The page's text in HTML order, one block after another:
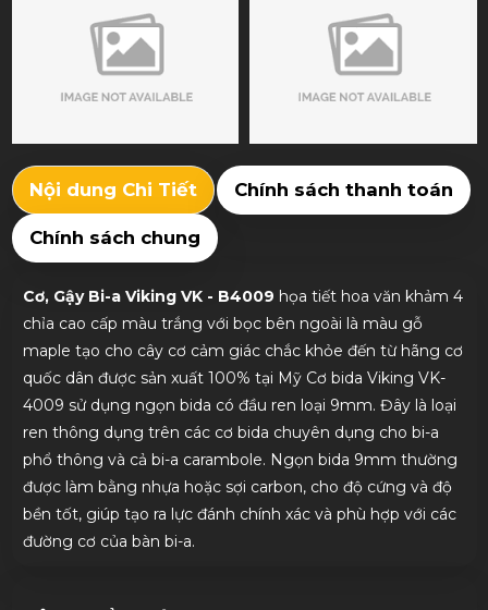
Nội dung Chi Tiết Chính sách thanh toán
Chính sách chung
Cơ, Gậy Bi-a Viking VK - B4009 họa tiết hoa văn khảm 4
chỉa cao cấp màu trắng với bọc bên ngoài là màu gỗ
maple tạo cho cây cơ cảm giác chắc khỏe đến từ hãng cơ
quốc dân được sản xuất 100% tại Mỹ Cơ bida Viking VK-
4009 sử dụng ngọn bida có đầu ren loại 9mm. Đây là loại
ren thông dụng trên các cơ bida chuyên dụng cho bi-a
phổ thông và cả bi-a carambole. Ngọn bida 9mm thường
được làm bằng nhựa hoặc sợi carbon, cho độ cứng và độ
bền tốt, giúp tạo ra lực đánh chính xác và phù hợp với các
đường cơ của bàn bi-a.